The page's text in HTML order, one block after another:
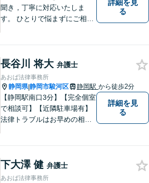
聞き，丁寧に対応いたしま
す。 ひとりで悩まずにご相談
詳細を見
る
長谷川 将大 弁護士
あおば法律事務所
静岡県|静岡市駿河区 静岡駅 から徒歩2分
【静岡駅南口3分】【完全個室
で相談可】【近隣駐車場有】
法律トラブルはお早めの相談
境を整えておりますのでぜひ
お気軽にご相談ください。
詳細を見
る
下大澤 健 弁護士
あおば法律事務所